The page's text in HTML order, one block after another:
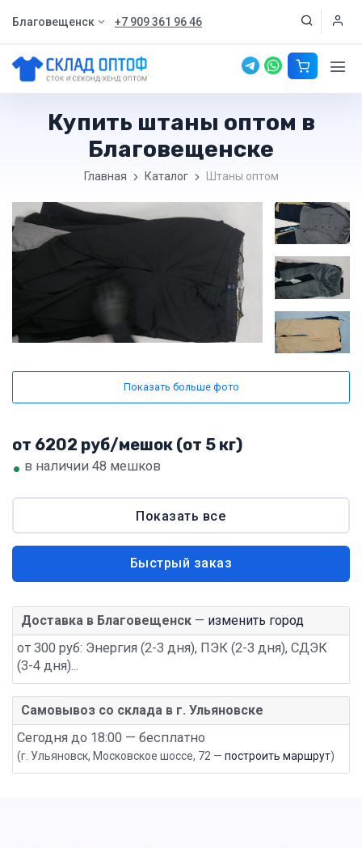
Благовещенск +7 909 361 96 46
Купить штаны оптом в
Благовещенске
Главная Каталог Штаны оптом
Показать больше фото
от 6202 руб/мешок (от 5 кг)
• в наличии 48 мешков
Показать все
Быстрый заказ
Доставка в Благовещенск — изменить город
от 300 руб: Энергия (2-3 дня), ПЭК (2-3 дня), СДЭК
(3-4 дня)...
Самовывоз со склада в г. Ульяновске
Сегодня до 18:00 — бесплатно
(г. Ульяновск, Московское шоссе, 72 — построить маршрут)